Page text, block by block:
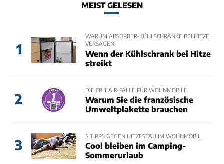
MEIST GELESEN
1
WARUM ABSORBER-KÜHLSCHRÄNKE BEI HITZE
VERSAGEN
Wenn der Kühlschrank bei Hitze
streikt
2
DIE CRIT’AIR-FALLE FÜR WOHNMOBILE
Warum Sie die französische
Umweltplakette brauchen
3
5 TIPPS GEGEN HITZESTAU IM WOHNMOBIL
Cool bleiben im Camping-
Sommerurlaub